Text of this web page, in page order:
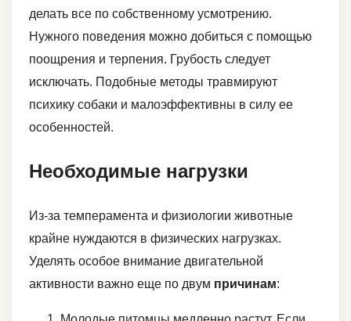
делать все по собственному усмотрению.
Нужного поведения можно добиться с помощью
поощрения и терпения. Грубость следует
исключать. Подобные методы травмируют
психику собаки и малоэффективны в силу ее
особенностей.
Необходимые нагрузки
Из-за темперамента и физиологии животные
крайне нуждаются в физических нагрузках.
Уделять особое внимание двигательной
активности важно еще по двум причинам: